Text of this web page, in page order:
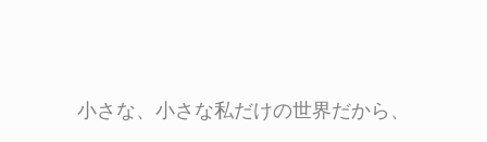
小さな、小さな私だけの世界だから、